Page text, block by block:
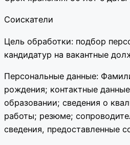
Соискатели
Цель обработки: подбор
кандидатур на вакантные
Персональные данные:
рождения; контактные
образовании; сведения о
работы; резюме;
сведения, предоставленные